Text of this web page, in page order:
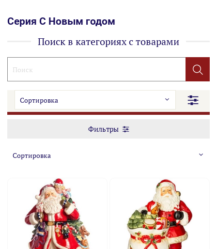
Серия С Новым годом
Поиск в категориях с товарами
Фильтры